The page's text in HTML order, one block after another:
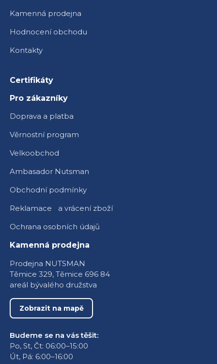
Kamenná prodejna
Hodnocení obchodu
Kontakty
Certifikáty
Pro zákazníky
Doprava a platba
Věrnostní program
Velkoobchod
Ambasador Nutsman
Obchodní podmínky
Reklamace a vrácení zboží
Ochrana osobních údajů
Kamenná prodejna
Prodejna NUTSMAN
Těmice 329, Těmice 696 84
areál bývalého družstva
Zobrazit na mapě
Budeme se na vás těšit:
Po, St, Čt: 06:00–15:00
Út, Pá: 6:00–16:00